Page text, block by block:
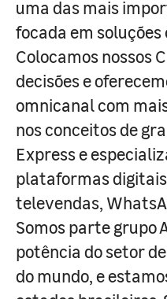
uma das mais
focada em
Colocamos nossos
decisões e
omnicanal com
nos conceitos de
Express e
plataformas
televendas,
Somos parte grupo
potência do setor
do mundo, e